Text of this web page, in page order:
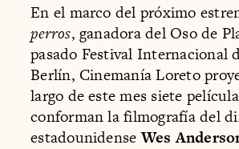
En el marco del próximo
perros, ganadora del Oso de
pasado Festival Internacional
Berlín, Cinemanía Loreto
largo de este mes siete
conforman la filmografía del
estadounidenseWes